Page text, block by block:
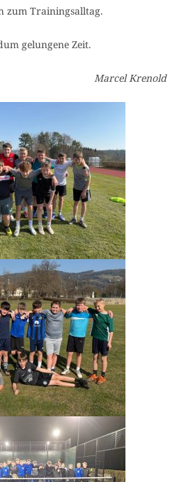
zum Trainingsalltag.
gelungene Zeit.
Marcel Krenold